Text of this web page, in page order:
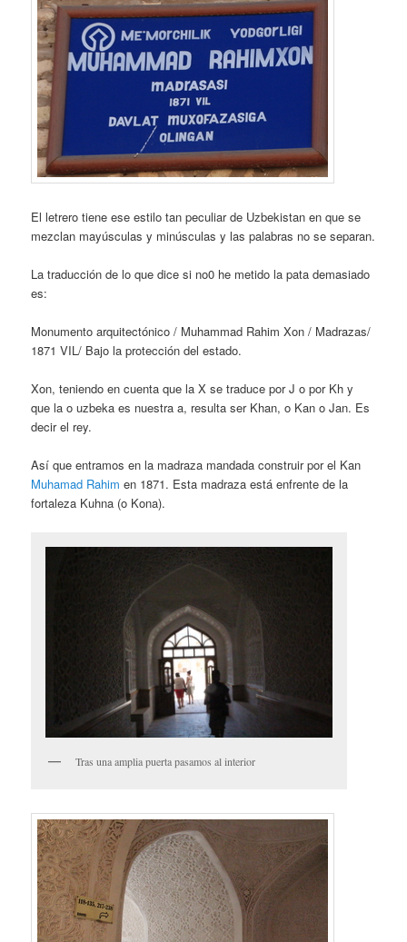
El letrero tiene ese estilo tan peculiar de Uzbekistan en que se
mezclan mayúsculas y minúsculas y las palabras no se separan.
La traducción de lo que dice si no0 he metido la pata demasiado
es:
Monumento arquitectónico / Muhammad Rahim Xon / Madrazas/
1871 VIL/ Bajo la protección del estado.
Xon, teniendo en cuenta que la X se traduce por J o por Kh y
que la o uzbeka es nuestra a, resulta ser Khan, o Kan o Jan. Es
decir el rey.
Así que entramos en la madraza mandada construir por el Kan
Muhamad Rahim en 1871. Esta madraza está enfrente de la
fortaleza Kuhna (o Kona).
Tras una amplia puerta pasamos al interior